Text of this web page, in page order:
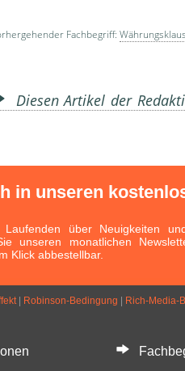
Fachbegriff:
Diesen Artikel der
in unseren
über Neuigkeiten
unseren monatlichen
Klick abbestellbar.
| Robinson-Bedingung Rich-Media-